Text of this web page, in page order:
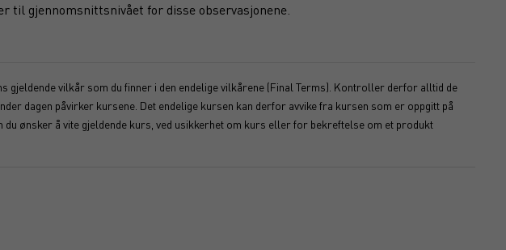
til gjennomsnittsnivået for disse observasjonene.
vilkår som du finner i den endelige vilkårene (Final Terms). Kontroller derfor alltid de
dagen påvirker kursene. Det endelige kursen kan derfor avvike fra kursen som er oppgitt på
ønsker å vite gjeldende kurs, ved usikkerhet om kurs eller for bekreftelse om et produkt